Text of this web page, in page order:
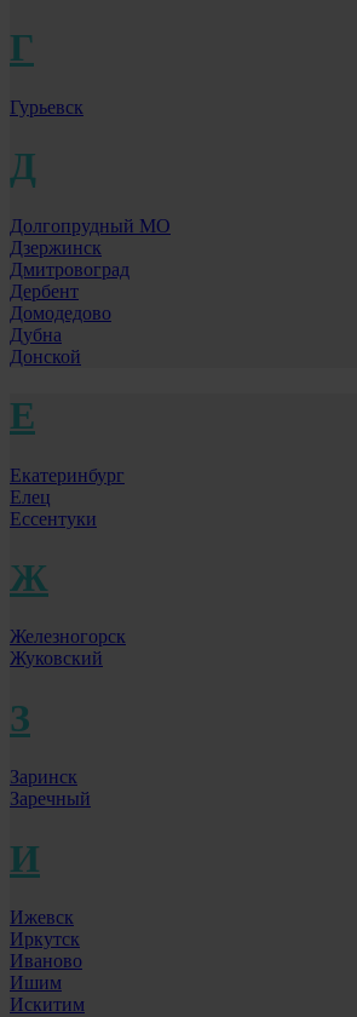
Г
Гурьевск
Д
Долгопрудный МО
Дзержинск
Дмитровоград
Дербент
Домодедово
Дубна
Донской
Е
Екатеринбург
Елец
Ессентуки
Ж
Железногорск
Жуковский
З
Заринск
Заречный
И
Ижевск
Иркутск
Иваново
Ишим
Искитим